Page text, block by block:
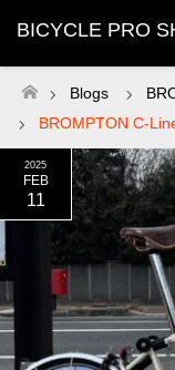
BICYCLE PRO
ホーム
Blogs
BROMPTON C-
2025
FEB
11